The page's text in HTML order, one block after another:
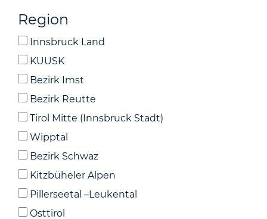
Region
Innsbruck Land
KUUSK
Bezirk Imst
Bezirk Reutte
Tirol Mitte (Innsbruck Stadt)
Wipptal
Bezirk Schwaz
Kitzbüheler Alpen
Pillerseetal –Leukental
Osttirol